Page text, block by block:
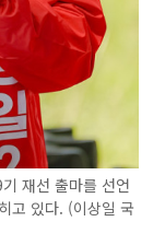
재선 출마를 선언
고 있다. (이상일 국